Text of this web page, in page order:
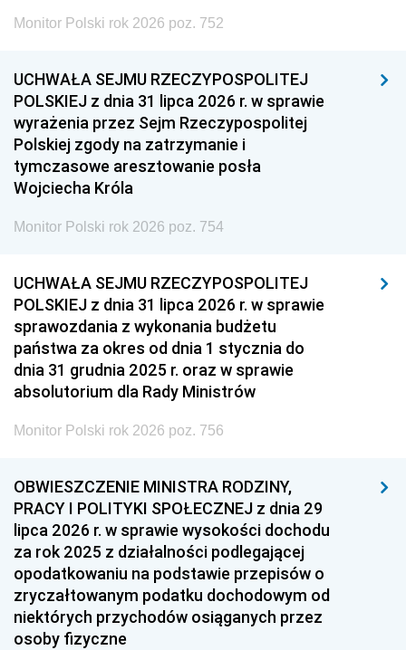
Monitor Polski rok 2026 poz. 752
UCHWAŁA SEJMU RZECZYPOSPOLITEJ
POLSKIEJ z dnia 31 lipca 2026 r. w sprawie
wyrażenia przez Sejm Rzeczypospolitej
Polskiej zgody na zatrzymanie i
tymczasowe aresztowanie posła
Wojciecha Króla
Monitor Polski rok 2026 poz. 754
UCHWAŁA SEJMU RZECZYPOSPOLITEJ
POLSKIEJ z dnia 31 lipca 2026 r. w sprawie
sprawozdania z wykonania budżetu
państwa za okres od dnia 1 stycznia do
dnia 31 grudnia 2025 r. oraz w sprawie
absolutorium dla Rady Ministrów
Monitor Polski rok 2026 poz. 756
OBWIESZCZENIE MINISTRA RODZINY,
PRACY I POLITYKI SPOŁECZNEJ z dnia 29
lipca 2026 r. w sprawie wysokości dochodu
za rok 2025 z działalności podlegającej
opodatkowaniu na podstawie przepisów o
zryczałtowanym podatku dochodowym od
niektórych przychodów osiąganych przez
osoby fizyczne